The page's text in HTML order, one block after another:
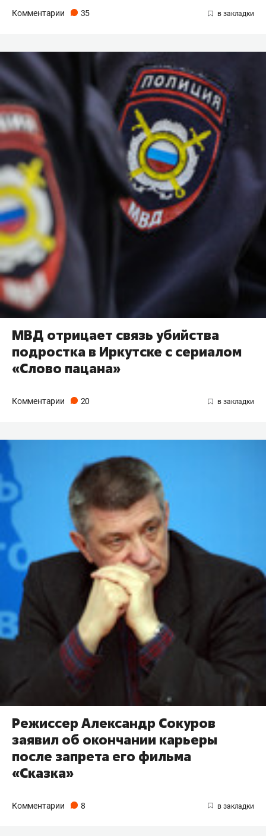
Комментарии 35
МВД отрицает связь убийства
подростка в Иркутске с сериалом
«Слово пацана»
Комментарии 20
Режиссер Александр Сокуров
заявил об окончании карьеры
после запрета его фильма
«Сказка»
Комментарии 8